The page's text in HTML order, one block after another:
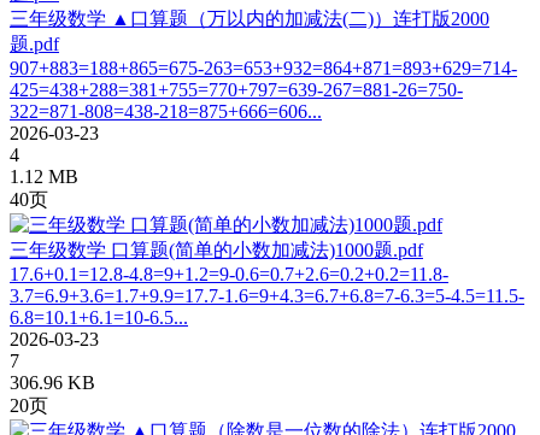
三年级数学 ▲口算题（万以内的加减法(二)）连打版2000
题.pdf
907+883=188+865=675-263=653+932=864+871=893+629=714-
425=438+288=381+755=770+797=639-267=881-26=750-
322=871-808=438-218=875+666=606...
2026-03-23
4
1.12 MB
40页
三年级数学 口算题(简单的小数加减法)1000题.pdf
17.6+0.1=12.8-4.8=9+1.2=9-0.6=0.7+2.6=0.2+0.2=11.8-
3.7=6.9+3.6=1.7+9.9=17.7-1.6=9+4.3=6.7+6.8=7-6.3=5-4.5=11.5-
6.8=10.1+6.1=10-6.5...
2026-03-23
7
306.96 KB
20页